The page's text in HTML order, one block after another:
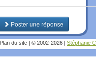
Poster une réponse
Plan du site © 2002-2026 Stéphanie C